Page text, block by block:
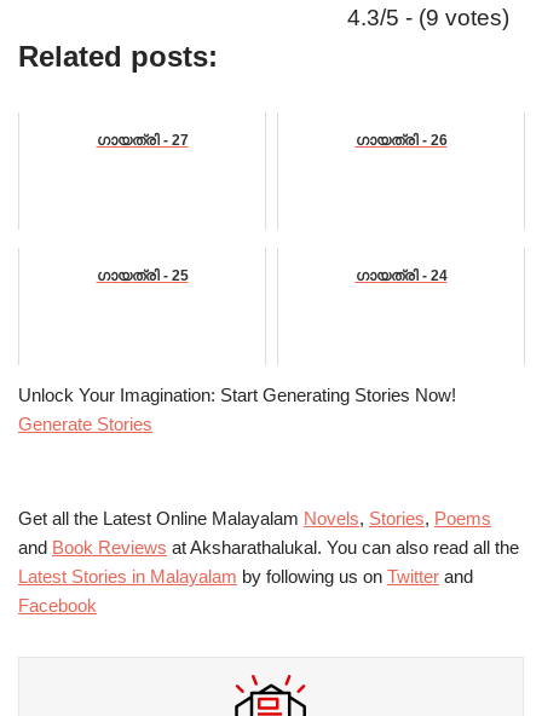
4.3/5 - (9 votes)
Related posts:
ഗായത്രി - 27 ഗായത്രി - 26
ഗായത്രി - 25 ഗായത്രി - 24
Unlock Your Imagination: Start Generating Stories Now!
Generate Stories
Get all the Latest Online Malayalam Novels, Stories, Poems
and Book Reviews at Aksharathalukal. You can also read all the
Latest Stories in Malayalam by following us on Twitter and
Facebook